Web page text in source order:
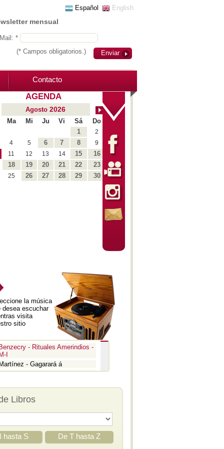
Español English
mensual
*
Enviar
(* Campos obligatorios.)
Contacto
AGENDA
Agosto 2026
Ma Mi Ju Vi Sá
Do
1
2
4 5 6 7 8 9
11 12 13 14 15 16
18 19 20 21 22 23
25 26 27 28 29 30
la música
desea escuchar
visita
sitio
Benzecry - Rituales Amerindios -
M-I
Martínez - Gagarará á
- Pedro y el lobo
- Romeo y Julieta -
Suite 3
- Iván el Terrible
Libros
hasta S De T hasta Z